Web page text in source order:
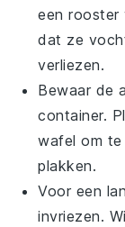
een
dat ze
verliezen.
Bewaar de
container.
wafel om
plakken.
Voor een
invriezen.